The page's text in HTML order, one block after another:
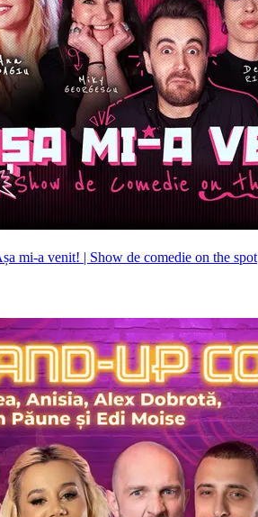
mi-a venit! | Show de comedie on the spot